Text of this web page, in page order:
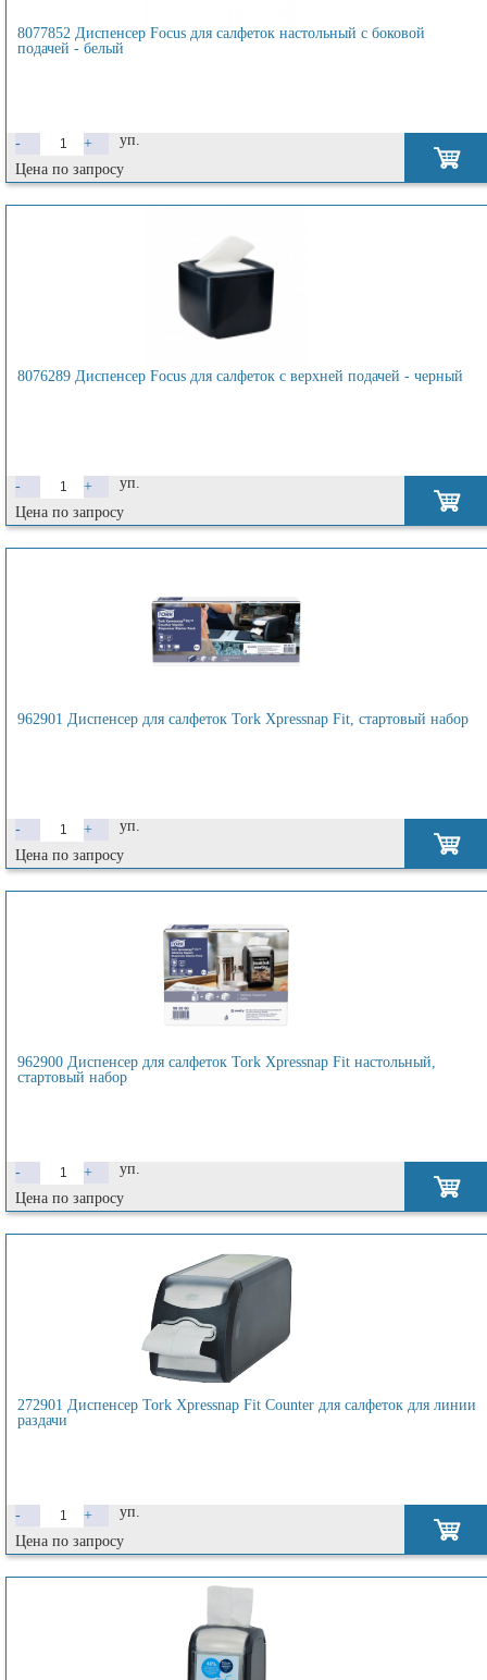
8077852 Диспенсер Focus для салфеток настольный с боковой
подачей - белый
- +
уп.
Цена по запросу
8076289 Диспенсер Focus для салфеток с верхней подачей - черный
- +
уп.
Цена по запросу
962901 Диспенсер для салфеток Tork Xpressnap Fit, стартовый набор
- +
уп.
Цена по запросу
962900 Диспенсер для салфеток Tork Xpressnap Fit настольный,
стартовый набор
- +
уп.
Цена по запросу
272901 Диспенсер Tork Xpressnap Fit Counter для салфеток для линии
раздачи
- +
уп.
Цена по запросу